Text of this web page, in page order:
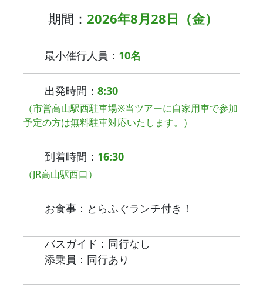
期間： 2026年8月28日（金）
最小催行人員： 10名
出発時間： 8:30
（市営高山駅西駐車場※当ツアーに自家用車で参加
予定の方は無料駐車対応いたします。）
到着時間： 16:30
（JR高山駅西口）
お食事：とらふぐランチ付き！
バスガイド：同行なし
添乗員：同行あり